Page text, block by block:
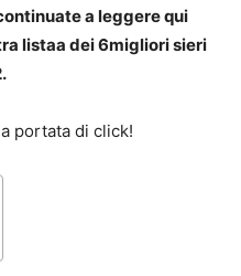
a leggere qui
listaa dei 6migliori sieri
portata di click!